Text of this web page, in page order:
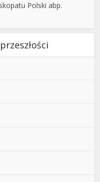
Polski abp.